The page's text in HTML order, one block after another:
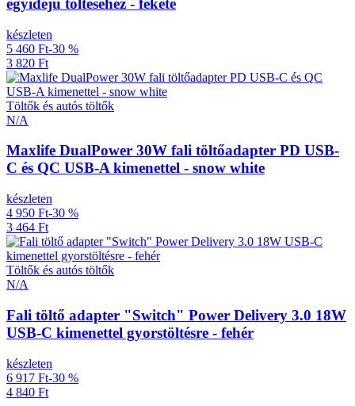
egyidejű töltéséhez - fekete
készleten
5 460 Ft-30 %
3 820 Ft
Töltők és autós töltők
N/A
Maxlife DualPower 30W fali töltőadapter PD USB-
C és QC USB-A kimenettel - snow white
készleten
4 950 Ft-30 %
3 464 Ft
Töltők és autós töltők
N/A
Fali töltő adapter "Switch" Power Delivery 3.0 18W
USB-C kimenettel gyorstöltésre - fehér
készleten
6 917 Ft-30 %
4 840 Ft